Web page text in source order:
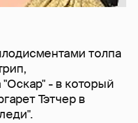
толпа
- в который
Тэтчер в